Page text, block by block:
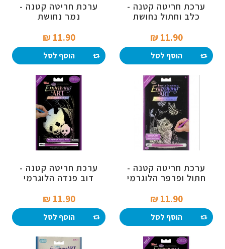
ערכת חריטה קטנה -
כלב וחתול נחושת
11.90 ₪‎
הוסף לסל
ערכת חריטה קטנה -
נמר נחושת
11.90 ₪‎
הוסף לסל
ערכת חריטה קטנה -
חתול ופרפר הלוגרמי
11.90 ₪‎
הוסף לסל
ערכת חריטה קטנה -
דוב פנדה הלוגרמי
11.90 ₪‎
הוסף לסל